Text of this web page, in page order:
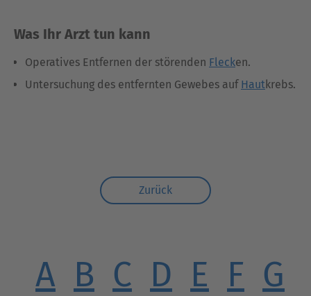
Was Ihr Arzt tun kann
Operatives Entfernen der störenden Flecken.
Untersuchung des entfernten Gewebes auf Haut krebs.
Zurück
A B C D E F G